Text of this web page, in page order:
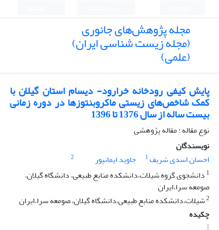
مجله پژوهش‌های جانوری
(مجله زیست شناسی ایران)
(علمی)
پایش کیفی رودخانه خرارود- دیسام استان گیلان با
کمک شاخص‌های زیستی ماکروبنتوزها در دوره زمانی
بیست ساله از سال 1376 تا 1396
نوع مقاله : مقاله پژوهشی
نویسندگان
احسان اسدی شریف1 جاوید ایمانپور
2
1 دانشجوی گروه شیلات،دانشکده منابع طبیعی، دانشگاه گیلان،
صومعه سرا،ایران
2شیلات،دانشکده منابع طبیعی،دانشگاه گیلان، صومعه سرا،ایران
چکیده